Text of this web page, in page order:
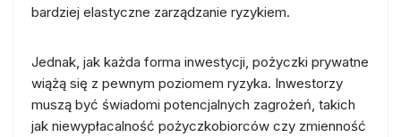
bardziej elastyczne zarządzanie ryzykiem.
Jednak, jak każda forma inwestycji, pożyczki prywatne
wiążą się z pewnym poziomem ryzyka. Inwestorzy
muszą być świadomi potencjalnych zagrożeń, takich
jak niewypłacalność pożyczkobiorców czy zmienność